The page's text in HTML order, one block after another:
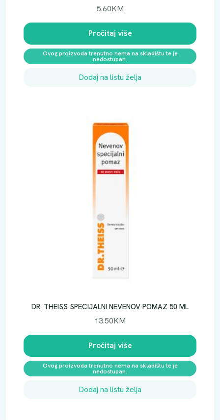
5.60KM
Pročitaj više
Ovog proizvoda trenutno nema na skladištu te je
nedostupan.
Dodaj na listu želja
DR. THEISS SPECIJALNI NEVENOV POMAZ 50 ML
13.50KM
Pročitaj više
Ovog proizvoda trenutno nema na skladištu te je
nedostupan.
Dodaj na listu želja